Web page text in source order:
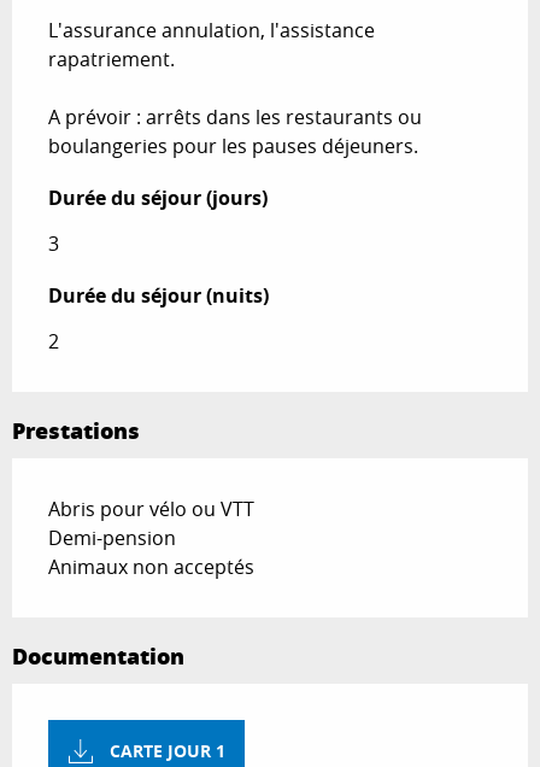
L'assurance annulation, l'assistance
rapatriement.
A prévoir : arrêts dans les restaurants ou
boulangeries pour les pauses déjeuners.
Durée du séjour (jours)
Durée du séjour (jours)
3
Durée du séjour (nuits)
Durée du séjour (nuits)
2
Prestations
Abris pour vélo ou VTT
Demi-pension
Animaux non acceptés
Documentation
CARTE JOUR 1